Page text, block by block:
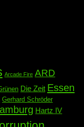
Arcade Fire ARD
Die Zeit Essen
Gerhard Schröder
Hartz IV